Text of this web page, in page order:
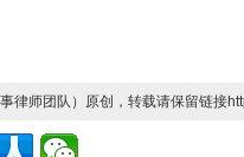
律师团队）原创，转载请保留链接